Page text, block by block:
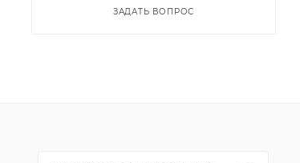
ЗАДАТЬ ВОПРОС